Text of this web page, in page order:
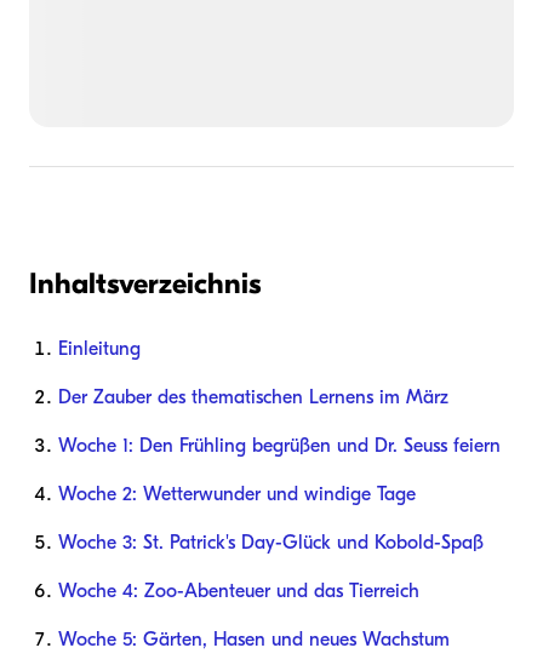
Inhaltsverzeichnis
Einleitung
Der Zauber des thematischen Lernens im März
Woche 1: Den Frühling begrüßen und Dr. Seuss feiern
Woche 2: Wetterwunder und windige Tage
Woche 3: St. Patrick's Day-Glück und Kobold-Spaß
Woche 4: Zoo-Abenteuer und das Tierreich
Woche 5: Gärten, Hasen und neues Wachstum